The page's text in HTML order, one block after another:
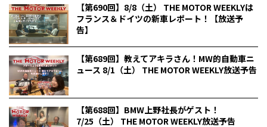
【第690回】8/8（土） THE MOTOR WEEKLYは
フランス＆ドイツの新車レポート！【放送予
告】
【第689回】教えてアキラさん！MW的自動車ニ
ュース 8/1（土） THE MOTOR WEEKLY放送予告
【第688回】BMW上野社長がゲスト！
7/25（土） THE MOTOR WEEKLY放送予告